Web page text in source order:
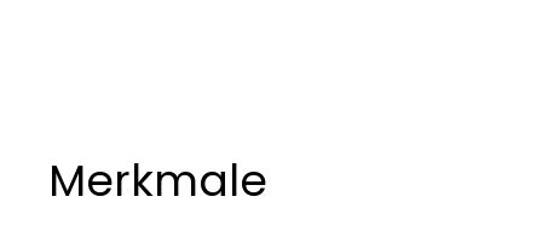
Merkmale